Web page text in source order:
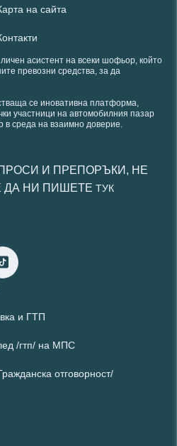
на сайта
асистент на всеки шофьор, който
превозни средства, за да
се иновативна платформа,
участници на автомобилния пазар
в среда на взаимно доверие.
И ПРЕПОРЪКИ, НЕ
ДА НИ ПИШЕТЕ ТУК
и ГТП
/гтп/ на МПС
отговорност/